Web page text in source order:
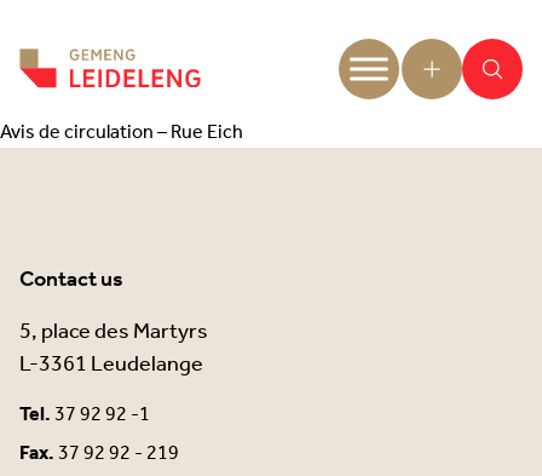
Avis de circulation – Rue Eich
Contact us
5, place des Martyrs
L-3361 Leudelange
Tel.37 92 92 -1
Fax.37 92 92 - 219